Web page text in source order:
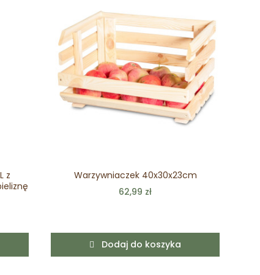
z
Warzywniaczek 40x30x23cm
62,99 zł
Dodaj do koszyka